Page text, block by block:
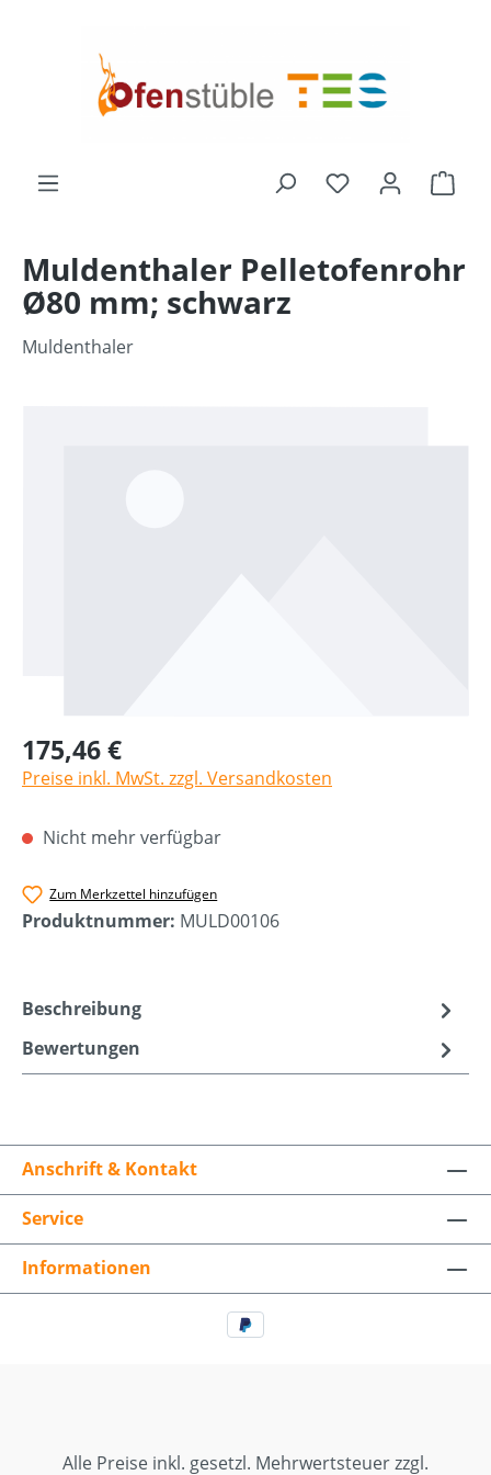
Du hast 0
Muldenthaler Pelletofenrohr
Ø80 mm; schwarz
Muldenthaler
175,46 €
Preise inkl. MwSt. zzgl. Versandkosten
Nicht mehr verfügbar
Zum Merkzettel hinzufügen
Produktnummer: MULD00106
Beschreibung
Bewertungen
Anschrift & Kontakt
Service
Informationen
Alle Preise inkl. gesetzl. Mehrwertsteuer zzgl.